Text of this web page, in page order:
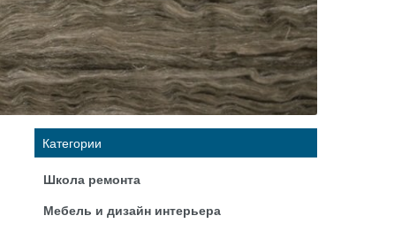
Категории
Школа ремонта
Мебель и дизайн интерьера